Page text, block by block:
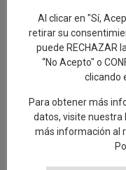
El programa tendrá
anunciarán durante la
información sobre
disponible en los
Las reservas deberán
Oficina de Turismo de
22 a partir del lunes de
Al clicar en "Sí,
retirar su
puede RECHAZAR
“No Acepto" o
clicando
Para obtener más
datos, visite nuestra
más información al